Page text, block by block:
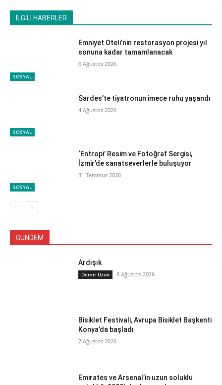
İLGİLİ HABERLER
SOSYAL
Emniyet Oteli’nin restorasyon projesi yıl
sonuna kadar tamamlanacak
6 Ağustos 2026
SOSYAL
Sardes’te tiyatronun imece ruhu yaşandı
4 Ağustos 2026
SOSYAL
‘Entropi’ Resim ve Fotoğraf Sergisi,
İzmir’de sanatseverlerle buluşuyor
31 Temmuz 2026
GÜNDEM
Ardışık
Demir Uzun 8 Ağustos 2026
Bisiklet Festivali, Avrupa Bisiklet Başkenti
Konya’da başladı
7 Ağustos 2026
Emirates ve Arsenal’in uzun soluklu